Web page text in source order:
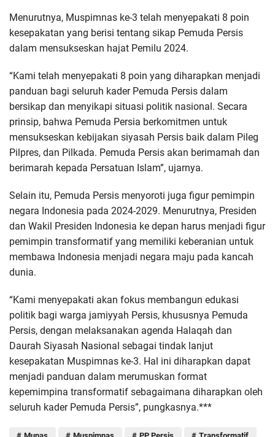
Menurutnya, Muspimnas ke-3 telah menyepakati 8 poin
kesepakatan yang berisi tentang sikap Pemuda Persis
dalam mensukseskan hajat Pemilu 2024.
“Kami telah menyepakati 8 poin yang diharapkan menjadi
panduan bagi seluruh kader Pemuda Persis dalam
bersikap dan menyikapi situasi politik nasional. Secara
prinsip, bahwa Pemuda Persia berkomitmen untuk
mensukseskan kebijakan siyasah Persis baik dalam Pileg
Pilpres, dan Pilkada. Pemuda Persis akan berimamah dan
berimarah kepada Persatuan Islam”, ujarnya.
Selain itu, Pemuda Persis menyoroti juga figur pemimpin
negara Indonesia pada 2024-2029. Menurutnya, Presiden
dan Wakil Presiden Indonesia ke depan harus menjadi figur
pemimpin transformatif yang memiliki keberanian untuk
membawa Indonesia menjadi negara maju pada kancah
dunia.
“Kami menyepakati akan fokus membangun edukasi
politik bagi warga jamiyyah Persis, khususnya Pemuda
Persis, dengan melaksanakan agenda Halaqah dan
Daurah Siyasah Nasional sebagai tindak lanjut
kesepakatan Muspimnas ke-3. Hal ini diharapkan dapat
menjadi panduan dalam merumuskan format
kepemimpina transformatif sebagaimana diharapkan oleh
seluruh kader Pemuda Persis”, pungkasnya.***